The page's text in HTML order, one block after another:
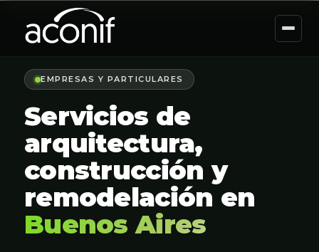
EMPRESAS Y PARTICULARES
Servicios de
arquitectura,
construcción y
remodelación en
Buenos Aires